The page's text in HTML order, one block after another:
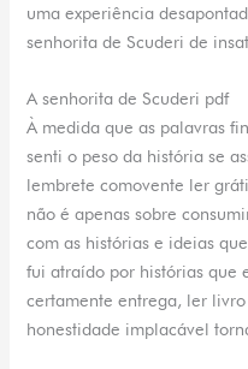
uma experiência
senhorita de Scuderi de
A senhorita de Scuderi pdf
À medida que as palavras
senti o peso da história se
lembrete comovente ler
não é apenas sobre
com as histórias e ideias
fui atraído por histórias que
certamente entrega, ler
honestidade implacável